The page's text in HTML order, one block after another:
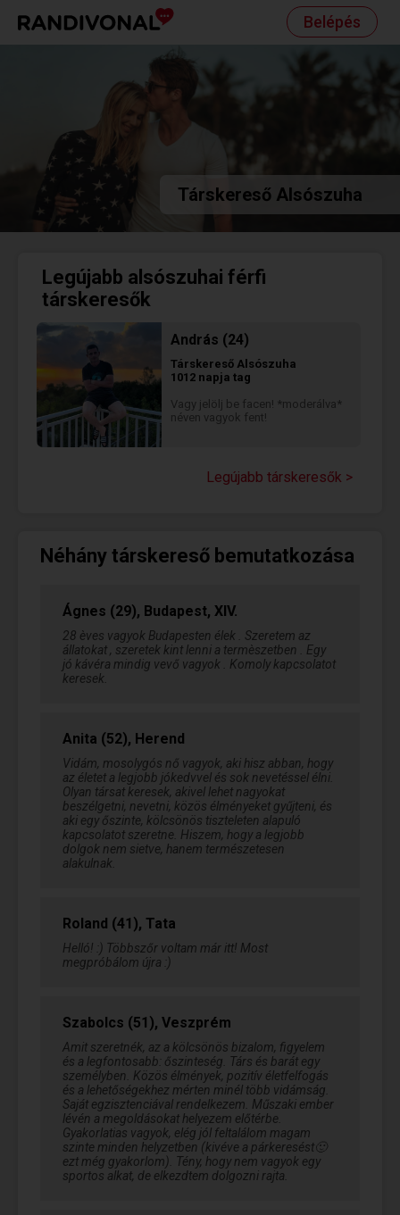
Belépés
Társkereső Alsószuha
Legújabb alsószuhai férfi
társkeresők
András (24)
Társkereső Alsószuha
1012 napja tag
Vagy jelölj be facen! *moderálva*
néven vagyok fent!
Legújabb társkeresők >
Néhány társkereső bemutatkozása
Ágnes (29), Budapest, XIV.
28 èves vagyok Budapesten élek . Szeretem az
állatokat , szeretek kint lenni a termèszetben . Egy
jó kávéra mindig vevő vagyok . Komoly kapcsolatot
keresek.
Anita (52), Herend
Vidám, mosolygós nő vagyok, aki hisz abban, hogy
az életet a legjobb jókedvvel és sok nevetéssel élni.
Olyan társat keresek, akivel lehet nagyokat
beszélgetni, nevetni, közös élményeket gyűjteni, és
aki egy őszinte, kölcsönös tiszteleten alapuló
kapcsolatot szeretne. Hiszem, hogy a legjobb
dolgok nem sietve, hanem természetesen
alakulnak.
Roland (41), Tata
Helló! :) Többszőr voltam már itt! Most
megpróbálom újra :)
Szabolcs (51), Veszprém
Amit szeretnék, az a kölcsönös bizalom, figyelem
és a legfontosabb: őszinteség. Társ és barát egy
személyben. Közös élmények, pozitív életfelfogás
és a lehetőségekhez mérten minél több vidámság.
Saját egzisztenciával rendelkezem. Műszaki ember
lévén a megoldásokat helyezem előtérbe.
Gyakorlatias vagyok, elég jól feltalálom magam
szinte minden helyzetben (kivéve a párkeresést🙂
ezt még gyakorlom). Tény, hogy nem vagyok egy
sportos alkat, de elkezdtem dolgozni rajta.